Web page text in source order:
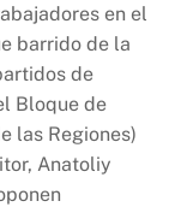
en el
barrido de la
de
Bloque de
las Regiones)
Anatoliy